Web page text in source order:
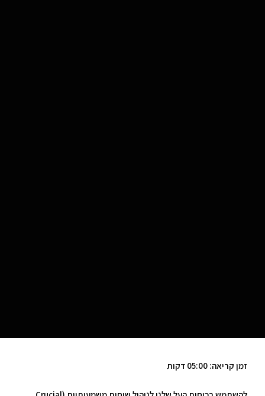
זמן קריאה: 05:00 דקות